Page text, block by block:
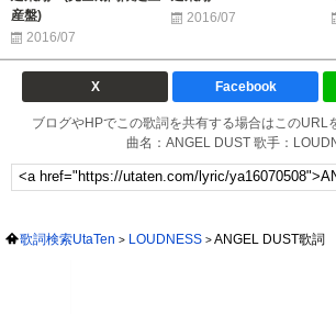
産盤)
2016/07
2016/07
X Facebook
ブログやHPでこの歌詞を共有する場合はこのURL
曲名：ANGEL DUST 歌手：
歌詞検索UtaTen LOUDNESS ANGEL DUST歌詞